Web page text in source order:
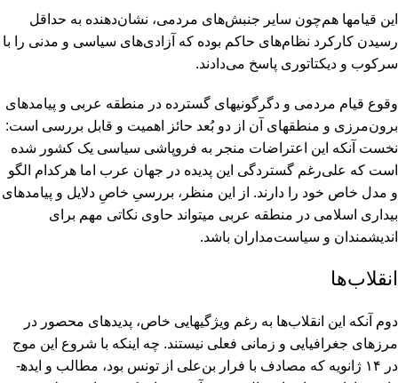
این قیام­ها هم‌چون سایر جنبش­‌های مردمی، نشان‌دهنده به حداقل
رسیدن کارکرد نظام‌های حاکم بوده که آزادی‌های سیاسی و مدنی را با
سرکوب و دیکتاتوری پاسخ می‌دادند.
وقوع قیام مردمی و دگرگونی­های گسترده در منطقه عربی و پیامدهای
برون‌مرزی و منطقه­ای آن از دو بُعد حائز اهمیت و قابل بررسی است:
نخست آنکه این اعتراضات منجر به فروپاشی سیاسی یک کشور شده
است که علی‌رغم گستردگی این پدیده در جهان عرب اما هرکدام الگو
و مدل خاص خود را دارند. از این منظر، بررسیِ خاصِ دلایل و پیامدهای
بیداری اسلامی در منطقه عربی می­تواند حاوی نکاتی مهم برای
اندیشمندان و سیاست‌مداران باشد.
انقلاب‌ها
دوم آنکه این انقلاب‌ها به رغم ویژگی­هایی خاص، پدیده­ای محصور در
مرزهای جغرافیایی و زمانی فعلی نیستند. چه اینکه با شروع این موج
در ۱۴ ژانویه که مصادف با فرار بن‌علی از تونس بود، مطالب و ایده­